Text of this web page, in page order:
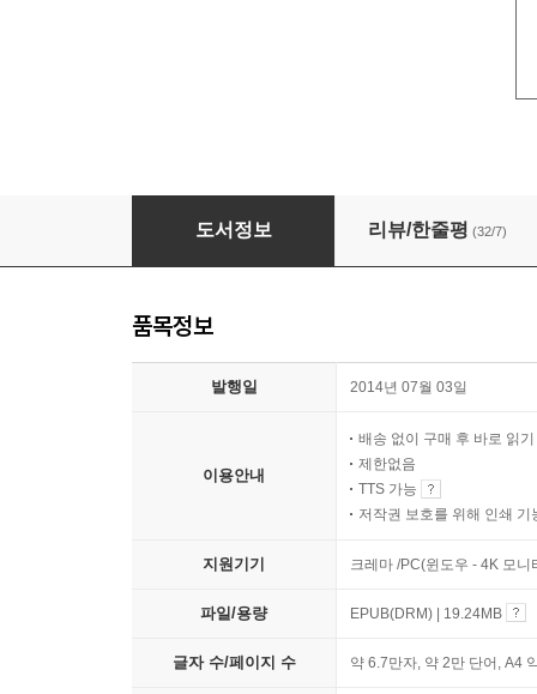
불타는 투혼
도서정보 리뷰/한줄평 (32/7)
품목정보
발행일 2014년 07월 03일
이용안내
배송 없이 구매 후 바로 읽기
제한없음
TTS 가능
저작권 보호를 위해 인쇄 기
지원기기 크레마 /PC(윈도우 - 4K 모
파일/용량 EPUB(DRM) | 19.24MB
글자 수/페이지 수 약 6.7만자, 약 2만 단어, A4